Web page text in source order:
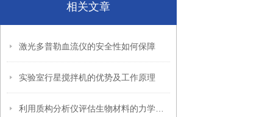
相关文章
激光多普勒血流仪的安全性如何保障
实验室行星搅拌机的优势及工作原理